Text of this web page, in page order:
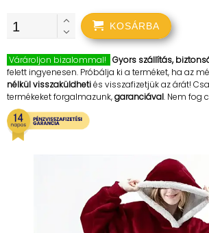
KOSÁRBA
Várároljon bizalommal! Gyors szállítás,
felett ingyenesen. Próbálja ki a terméket, ha az
nélkül visszaküldhetiés visszafizetjük az árát!
termékeket forgalmazunk,garanciával. Nem fog